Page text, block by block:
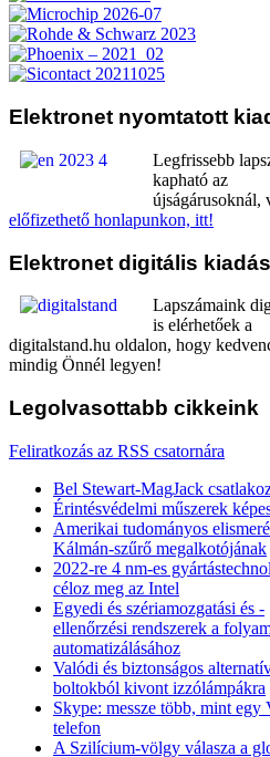
Elektronet nyomtatott
Legfrissebb
kapható az
újságárusoknál,
előfizethető honlapunkon, itt!
Elektronet digitális kiadás
Lapszámaink
is elérhetőek a
digitalstand.hu oldalon, hogy
mindig Önnél legyen!
Legolvasottabb cikkeink
Feliratkozás az RSS csatornára
Bel Stewart-MagJack
Érintésvédelmi műszerek
Amerikai tudományos
Kálmán-szűrő megalkotójának
2022-re 4 nm-es
céloz meg az Intel
Egyedi és szériamozgatási és -
ellenőrzési rendszerek a
automatizálásához
Valódi és biztonságos
boltokból kivont izzólámpákra
Skype: messze több, mint egy
telefon
A Szilícium-völgy válasza a